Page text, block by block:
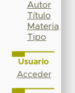
Autor
Título
Materia
Tipo
Usuario
Acceder